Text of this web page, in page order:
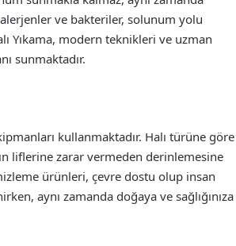
ve bakteriler, solunum yolu
Yıkama, modern teknikleri ve uzman
sunmaktadır.
kullanmaktadır. Halı türüne göre
liflerine zarar vermeden derinlemesine
ürünleri, çevre dostu olup insan
aynı zamanda doğaya ve sağlığınıza